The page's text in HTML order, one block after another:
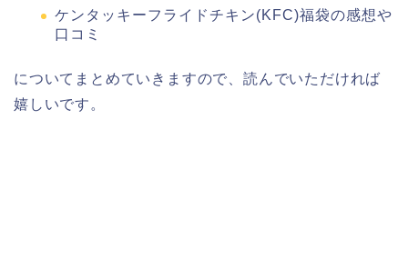
ケンタッキーフライドチキン(KFC)福袋の感想や
口コミ
についてまとめていきますので、読んでいただければ
嬉しいです。